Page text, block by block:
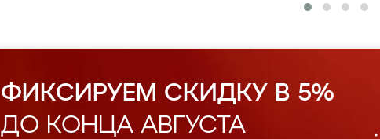
ФИКСИРУЕМ СКИДКУ В 5%
ДО КОНЦА АВГУСТА